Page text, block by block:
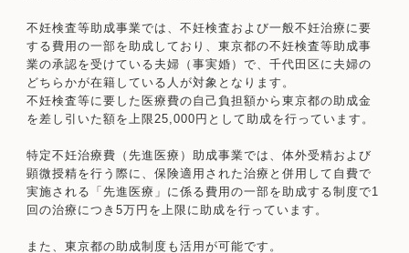
不妊検査等助成事業では、不妊検査および一般不妊治療に要
する費用の一部を助成しており、東京都の不妊検査等助成事
業の承認を受けている夫婦（事実婚）で、千代田区に夫婦の
どちらかが在籍している人が対象となります。
不妊検査等に要した医療費の自己負担額から東京都の助成金
を差し引いた額を上限25,000円として助成を行っています。
特定不妊治療費（先進医療）助成事業では、体外受精および
顕微授精を行う際に、保険適用された治療と併用して自費で
実施される「先進医療」に係る費用の一部を助成する制度で1
回の治療につき5万円を上限に助成を行っています。
また、東京都の助成制度も活用が可能です。